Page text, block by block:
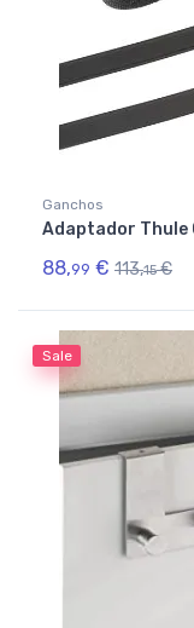
Ganchos
Adaptador Thule
88,99 € 113,15 €
Sale